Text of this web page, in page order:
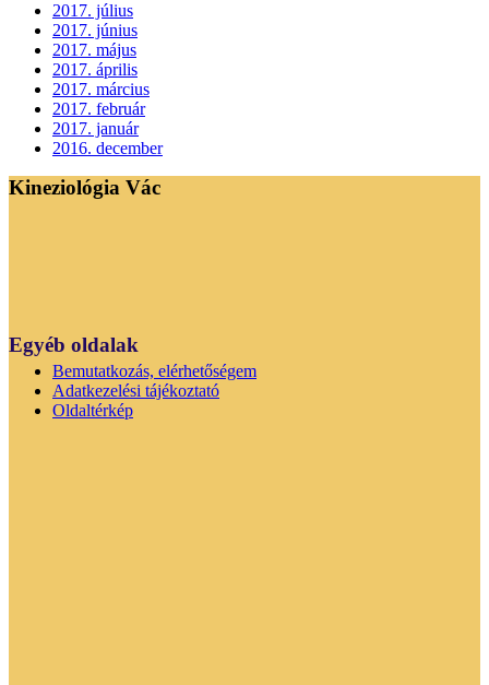
2017. július
2017. június
2017. május
2017. április
2017. március
2017. február
2017. január
2016. december
Kineziológia Vác
Egyéb oldalak
Bemutatkozás, elérhetőségem
Adatkezelési tájékoztató
Oldaltérkép